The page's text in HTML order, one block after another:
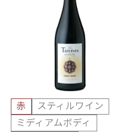
赤
スティルワイン
ミディアムボディ